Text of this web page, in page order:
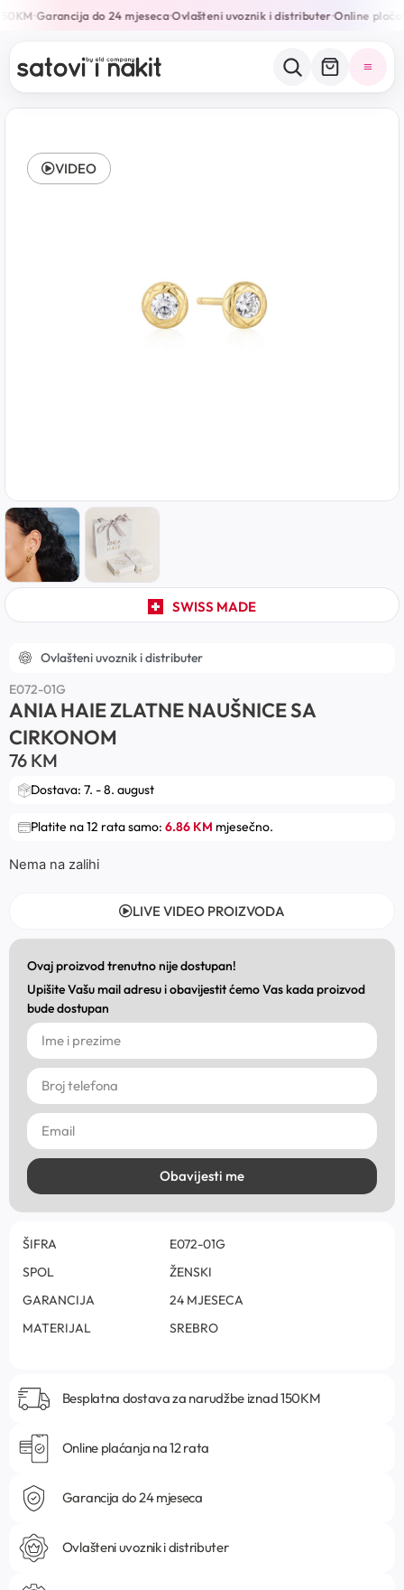
•Garancija do 24 mjeseca•Ovlašteni uvoznik i distributer•Online
SWISS MADE
VIDEO
Ovlašteni uvoznik i distributer
E072-01G
ANIA HAIE ZLATNE NAUŠNICE SA
CIRKONOM
76 KM
Dostava: 7. - 8. august
Platite na 12 rata samo: 6.86 KM mjesečno.
Nema na zalihi
LIVE VIDEO PROIZVODA
Ovaj proizvod trenutno nije dostupan!
Upišite Vašu mail adresu i obavijestit ćemo Vas kada proizvod
bude dostupan
Obavijesti me
ŠIFRA
E072-01G
SPOL
ŽENSKI
GARANCIJA
24 MJESECA
MATERIJAL
SREBRO
Besplatna dostava za narudžbe iznad 150KM
Online plaćanja na 12 rata
Garancija do 24 mjeseca
Ovlašteni uvoznik i distributer